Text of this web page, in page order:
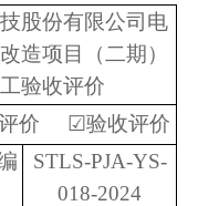
股份有限公司电
造项目（二期）
验收评价
价 ☑验收评价
STLS-PJA-YS-
018-2024